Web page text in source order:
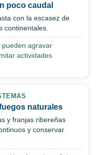
poco caudal
con la escasez de
continentales.
agravar
actividades
naturales
y franjas ribereñas
y conservar